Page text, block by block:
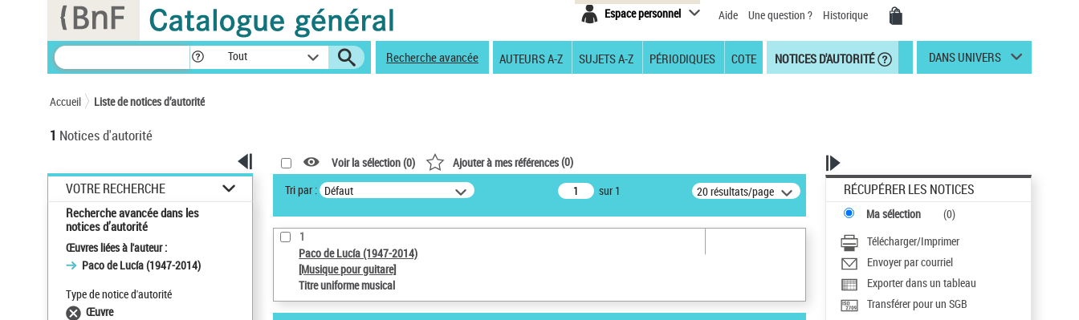
Espace personnel Aide Une question ? Historique
Tout Recherche avancée AUTEURS A-Z SUJETS A-Z PÉRIODIQUES COTE NOTICES D'AUTORITÉ DANS UNIVERS
Accueil Liste de notices d’autorité
1 Notices d'autorité
VOTRE RECHERCHE
Recherche avancée dans les
notices d’autorité
Œuvres liées à l'auteur :
Paco de Lucía (1947-2014)
Type de notice d'autorité
Œuvre
Voir la sélection (0) Ajouter à mes références(0)
Tri par : Défaut sur 1 20 résultats/page
1
Paco de Lucía (1947-2014)
[Musique pour guitare]
Titre uniforme musical
RÉCUPÉRER LES NOTICES
Ma sélection (0)
Télécharger/Imprimer
Envoyer par courriel
Exporter dans un tableau
Transférer pour un SGB
Panneau de gestion des cookies